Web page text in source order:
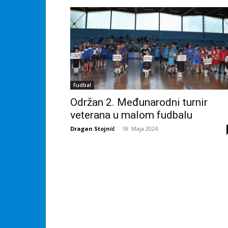
Fudbal
Održan 2. Međunarodni turnir
veterana u malom fudbalu
Dragan Stojnić - 18. Maja 2024.